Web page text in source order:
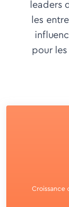
leaders
les
pour
Croissance